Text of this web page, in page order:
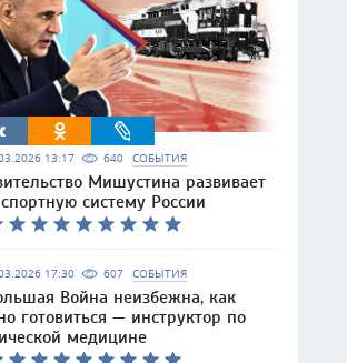
13:17 640 СОБЫТИЯ
Мишустина развивает
систему России
17:30 607 СОБЫТИЯ
Война неизбежна, как
готовиться — инструктор по
медицине